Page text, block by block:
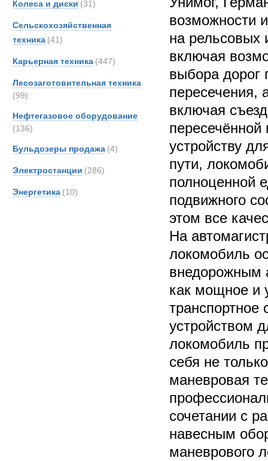
Колеса и диски (31)
Сельскохозяйственная
техника (41)
Карьерная техника (447)
Лесозаготовительная техника
(99)
Нефтегазовое оборудование
(136)
Бульдозеры продажа (4)
Электростанции (286)
Энергетика (10)
возможности
на рельсовых
включая
выбора дорог
пересечения,
включая
пересечённой
устройству
пути,
полноценной
подвижного
этом все
На
локомобиль
внедорожным
как мощное и
устройством
локомобиль
себя не
маневровая
сочетании с
навесным
маневрового